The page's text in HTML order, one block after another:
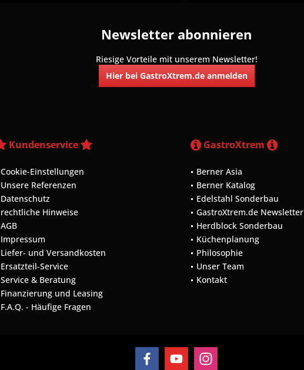
Newsletter abonnieren
Riesige Vorteile mit unserem Newsletter!
Hier bei GastroXtrem.de anmelden
Kundenservice
Cookie-Einstellungen
Unsere Referenzen
Datenschutz
rechtliche Hinweise
AGB
Impressum
Liefer- und Versandkosten
Ersatzteil-Service
Service & Beratung
Finanzierung und Leasing
F.A.Q. - Häufige Fragen
GastroXtrem
Berner Asia
Berner Katalog
Edelstahl Sonderbau
GastroXtrem.de Newsletter
Herdblock Sonderbau
Küchenplanung
Philosophie
Unser Team
Kontakt